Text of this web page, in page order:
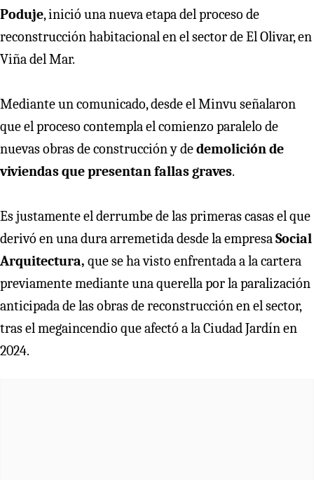
Poduje, inició una nueva etapa del proceso de
reconstrucción habitacional en el sector de El Olivar, en
Viña del Mar.
Mediante un comunicado, desde el Minvu señalaron
que el proceso contempla el comienzo paralelo de
nuevas obras de construcción y dedemolición de
viviendas que presentan fallas graves.
Es justamente el derrumbe de las primeras casas el que
derivó en una dura arremetida desde la empresaSocial
Arquitectura, que se ha visto enfrentada a la cartera
previamente mediante una querella por la paralización
anticipada de las obras de reconstrucción en el sector,
tras el megaincendio que afectó a la Ciudad Jardín en
2024.